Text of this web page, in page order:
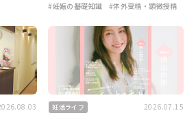
#妊娠の基礎知識 #体外受精・顕微授精
妊活ライフ 2026.07.15